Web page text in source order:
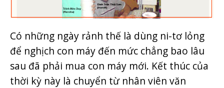
Có những ngày rảnh thế là dùng ni-tơ lỏng
để nghịch con máy đến mức chẳng bao lâu
sau đã phải mua con máy mới. Kết thúc của
thời kỳ này là chuyển từ nhân viên văn